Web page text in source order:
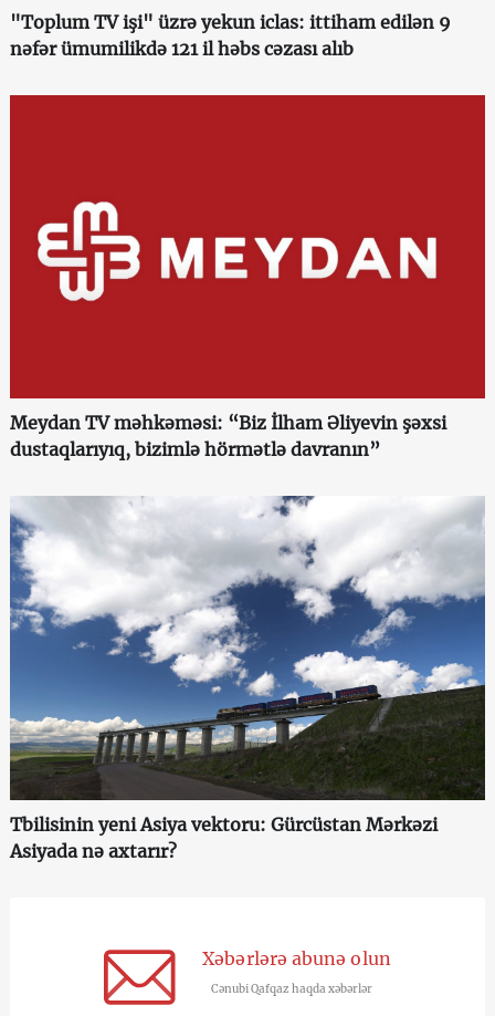
"Toplum TV işi" üzrə yekun iclas: ittiham edilən 9
nəfər ümumilikdə 121 il həbs cəzası alıb
Meydan TV məhkəməsi: “Biz İlham Əliyevin şəxsi
dustaqlarıyıq, bizimlə hörmətlə davranın”
Tbilisinin yeni Asiya vektoru: Gürcüstan Mərkəzi
Asiyada nə axtarır?
Xəbərlərə abunə olun
Cənubi Qafqaz haqda xəbərlər